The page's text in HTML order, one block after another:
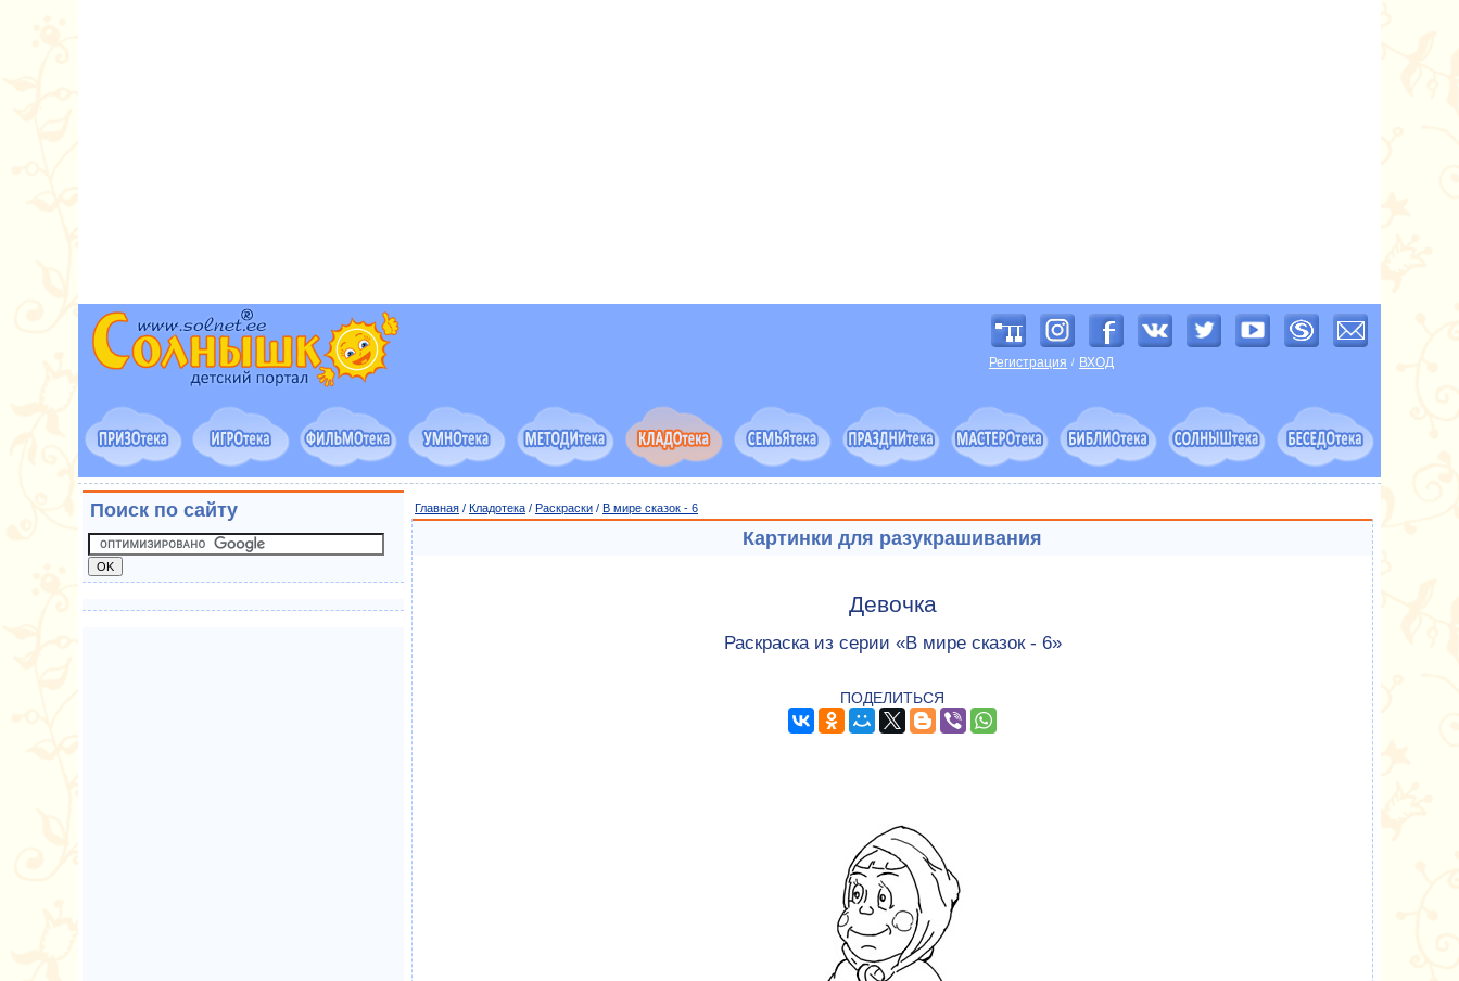
Регистрация / ВХОД
Главная / Кладотека / Раскраски / В мире сказок - 6
Картинки для разукрашивания
Девочка
Раскраска из серии «В мире сказок - 6»
ПОДЕЛИТЬСЯ
Поиск по сайту